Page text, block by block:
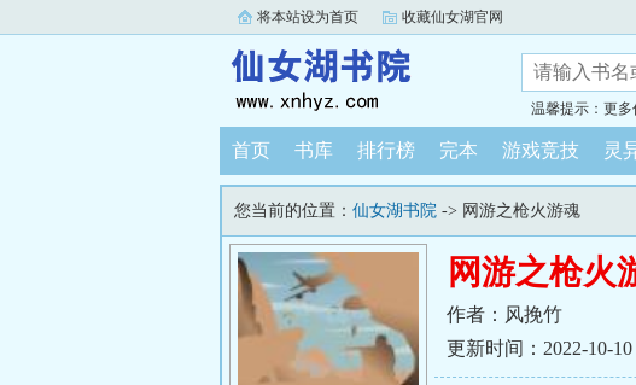
将本站设为首页 收藏仙女湖官网
温馨提示：更
首页 书库 排行榜 完本 游戏竞技 灵
您当前的位置： 仙女湖书院 -> 网游之枪火游魂
网游之枪火
作者：风挽竹
更新时间：2022-10-10